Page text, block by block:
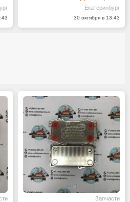
Екатеринбург
30 октября в 13:43
Запчасти